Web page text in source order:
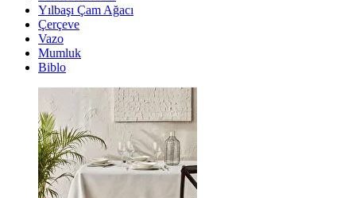
Yılbaşı Çam Ağacı
Çerçeve
Vazo
Mumluk
Biblo